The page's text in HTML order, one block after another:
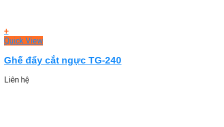
+
Quick View
Ghế đẩy cắt ngực TG-240
Liên hệ